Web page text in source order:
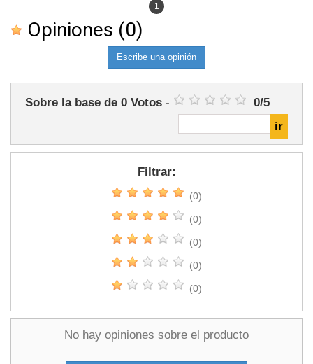
1
Opiniones (0)
Escribe una opinión
Sobre la base de 0 Votos - 0/5
Filtrar:
(0)
(0)
(0)
(0)
(0)
No hay opiniones sobre el producto